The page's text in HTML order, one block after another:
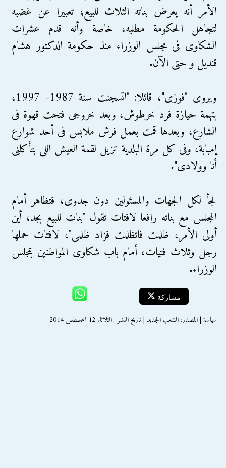
الأمر أنه يعرض بناته الثلاث للبيع؛ تعبيرا عن غضبه
لتجاهل الحكومة مطلبه، خاصة وأنه قدم عشرات
الشكاوى فى مجلس الوزراء منذ حكومة الدكتور هشام
قنديل و حتى الآن.
ويروى "فوزى"، قائلا: "اتسجنت سنة 1987- 1997،
بتهمة حيازة فرد خرطوش، وبعد خروجى فتحت قهوة فى
الشارع، وبعدها قمت بعمل فرش ملابس فى أحد شوارع
إمبابة، وفى كل مرة البلدية تزيل لقمة العيش اللى بتأكلنى
أنا وولادى".
لجأ لكل الجهات والمسئولين دون جدوى، فتظاهر أمام
المجلس مع بناته رافعا لافتات تقول "بنات للبيع بجد، أين
أولى الأمر، ظلمت فاتظلمت فزاد ظلمى"، لافتات حملها
رجل وثلاث فتيات، أمام باب شكاوى المواطنين بمجلس
الوزراء.
مشاركة
سياسة | المصدر: الشعب الجديد | تاريخ النشر : الثلاثاء 12 اغسطس 2014